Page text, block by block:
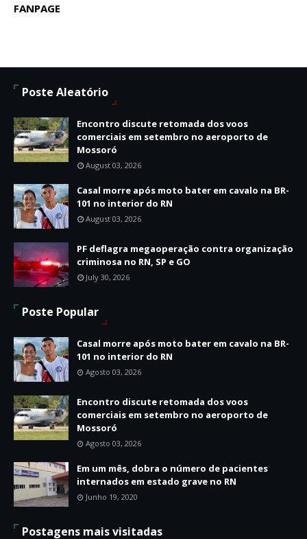
FANPAGE
Poste Aleatório
Encontro discute retomada dos voos
comerciais em setembro no aeroporto de
Mossoró
August 03, 2026
Casal morre após moto bater em cavalo na BR-
101 no interior do RN
August 03, 2026
PF deflagra megaoperação contra organização
criminosa no RN, SP e GO
July 30, 2026
Poste Popular
Casal morre após moto bater em cavalo na BR-
101 no interior do RN
Agosto 03, 2026
Encontro discute retomada dos voos
comerciais em setembro no aeroporto de
Mossoró
Agosto 03, 2026
Em um mês, dobra o número de pacientes
internados em estado grave no RN
Junho 19, 2020
Postagens mais visitadas